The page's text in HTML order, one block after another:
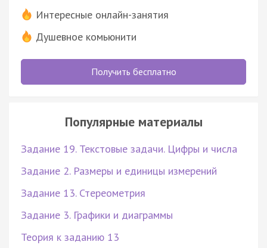
Интересные онлайн-занятия
Душевное комьюнити
Получить бесплатно
Популярные материалы
Задание 19. Текстовые задачи. Цифры и числа
Задание 2. Размеры и единицы измерений
Задание 13. Стереометрия
Задание 3. Графики и диаграммы
Теория к заданию 13